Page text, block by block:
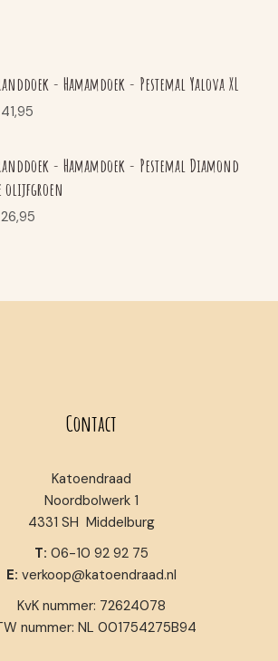
- Hamamdoek - Pestemal Yalova XL
41,95
- Hamamdoek - Pestemal Diamond
olijfgroen
26,95
Contact
Katoendraad
Noordbolwerk 1
4331 SH Middelburg
T: 06-10 92 92 75
E: verkoop@katoendraad.nl
KvK nummer: 72624078
nummer: NL 001754275B94